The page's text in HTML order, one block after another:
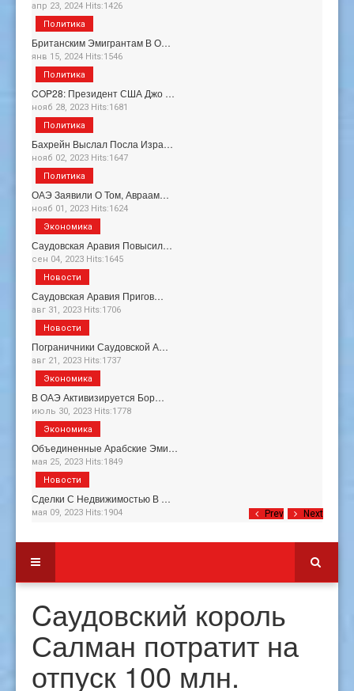
Prev Next
апр 23, 2024 Hits:1426
Британским Эмигрантам В О…
янв 15, 2024 Hits:1546
Политика
COP28: Президент США Джо …
нояб 28, 2023 Hits:1681
Политика
Бахрейн Выслал Посла Изра…
нояб 02, 2023 Hits:1647
Политика
ОАЭ Заявили О Том, Авраам…
нояб 01, 2023 Hits:1624
Политика
Саудовская Аравия Повысил…
сен 04, 2023 Hits:1645
Экономика
Саудовская Аравия Пригов…
авг 31, 2023 Hits:1706
Новости
Пограничники Саудовской А…
авг 21, 2023 Hits:1737
Новости
В ОАЭ Активизируется Бор…
июль 30, 2023 Hits:1778
Экономика
Объединенные Арабские Эми…
мая 25, 2023 Hits:1849
Экономика
Сделки С Недвижимостью В …
мая 09, 2023 Hits:1904
Новости
Cаудовский король
Салман потратит на
отпуск 100 млн.